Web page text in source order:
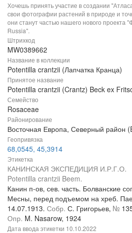
Хочешь принять участие в создании
свои фотографии растений в природе и
они станут частью нашего нового проекта
Russia".
Штрихкод
MW0389662
Название в коллекции
Potentilla crantzii (Лапчатка Кранца)
Принятое название
Potentilla crantzii (Crantz) Beck ex
Семейство
Rosaceae
Районирование
Восточная Европа, Северный район
Геопривязка
68,0545, 45,3914
Этикетка
КАНИНСКАЯ ЭКСПЕДИЦИЯ И.Р.Г.О.
Potentilla crantzii Beem.
Канин п-ов, сев. часть. Болванские
Месны, перед подъемом на хреб.
14.07.1913. Собр. С. Григорьев, №
Опр. M. Nasarow, 1924
Дата ввода этикетки 10.10.2022